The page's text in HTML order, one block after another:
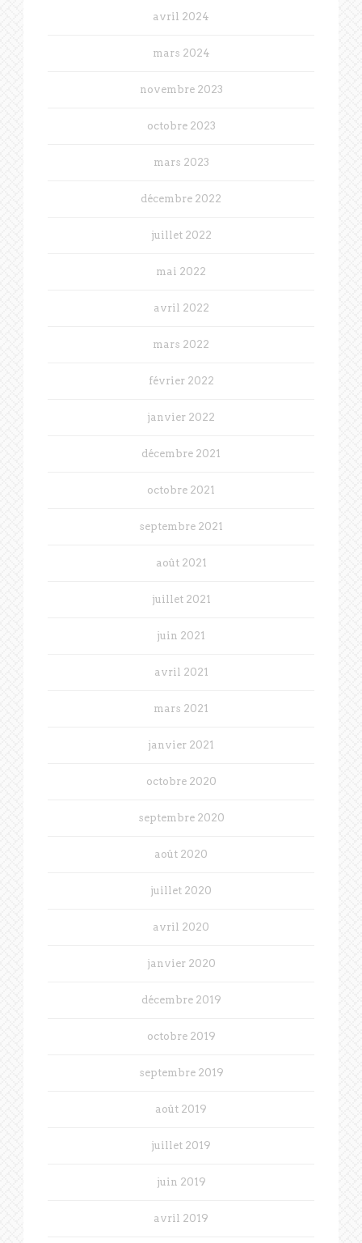
avril 2024
mars 2024
novembre 2023
octobre 2023
mars 2023
décembre 2022
juillet 2022
mai 2022
avril 2022
mars 2022
février 2022
janvier 2022
décembre 2021
octobre 2021
septembre 2021
août 2021
juillet 2021
juin 2021
avril 2021
mars 2021
janvier 2021
octobre 2020
septembre 2020
août 2020
juillet 2020
avril 2020
janvier 2020
décembre 2019
octobre 2019
septembre 2019
août 2019
juillet 2019
juin 2019
avril 2019